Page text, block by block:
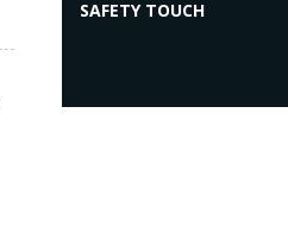
SAFETY TOUCH